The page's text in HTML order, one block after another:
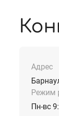
Адрес
Режим
Пн-вс